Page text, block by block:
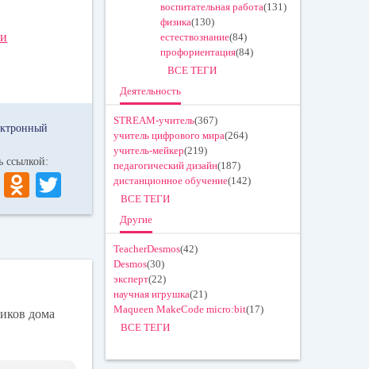
ссылкой:
V
K
O
dn
la
ni
wi
r
дома
воспитательная работа(131)
физика(130)
естествознание(84)
профориентация(84)
ВСЕ ТЕГИ
Деятельность
STREAM-учитель(367)
учитель цифрового мира(264)
учитель-мейкер(219)
педагогический дизайн(187)
дистанционное обучение(142)
ВСЕ ТЕГИ
Другие
TeacherDesmos(42)
Desmos(30)
эксперт(22)
научная игрушка(21)
Maqueen MakeCode micro:bit(17)
ВСЕ ТЕГИ